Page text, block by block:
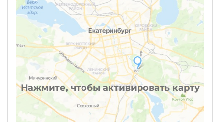
Нажмите, чтобы активировать карту